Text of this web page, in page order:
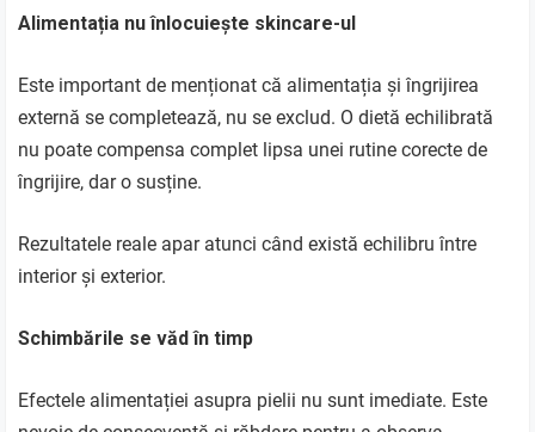
Alimentația nu înlocuiește skincare-ul
Este important de menționat că alimentația și îngrijirea
externă se completează, nu se exclud. O dietă echilibrată
nu poate compensa complet lipsa unei rutine corecte de
îngrijire, dar o susține.
Rezultatele reale apar atunci când există echilibru între
interior și exterior.
Schimbările se văd în timp
Efectele alimentației asupra pielii nu sunt imediate. Este